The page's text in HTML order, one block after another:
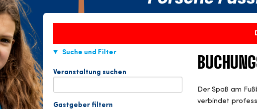
Suche und Filter
Veranstaltung suchen
Gastgeber filtern
Der Spaß am
verbindet